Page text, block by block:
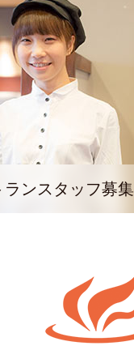
ランスタッフ募集